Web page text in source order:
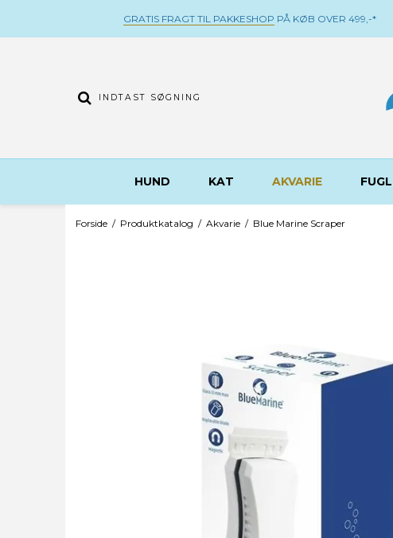
GRATIS FRAGT TIL PAKKESHOP PÅ KØB OVER 499,-*
HUND KAT AKVARIE FUGL
Forside / Produktkatalog / Akvarie / Blue Marine Scraper